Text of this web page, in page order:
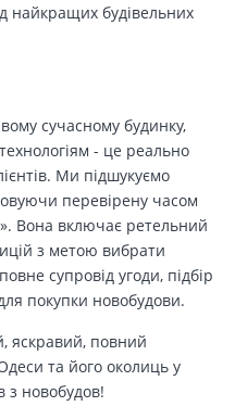
найкращих будівельних
сучасному будинку,
- це реально
Ми підшукуємо
перевірену часом
Вона включає ретельний
з метою вибрати
супровід угоди, підбір
покупки новобудови.
яскравий, повний
та його околиць у
з новобудов!